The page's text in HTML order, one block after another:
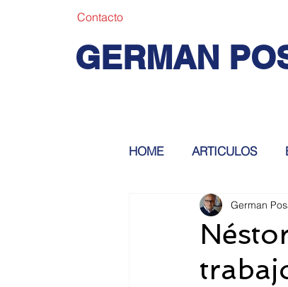
Contacto
GERMAN
HOME ARTICULOS
German